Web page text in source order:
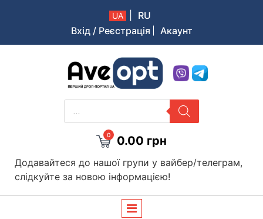
UA
RU
Вхід / Реєстрація
Акаунт
Aveopt – оптова дропшипінг платформа в Україні
PRODUCTS
SEARCH
0 0.00 грн
Додавайтеся до нашої групи у вайбер/телеграм,
слідкуйте за новою інформацією!